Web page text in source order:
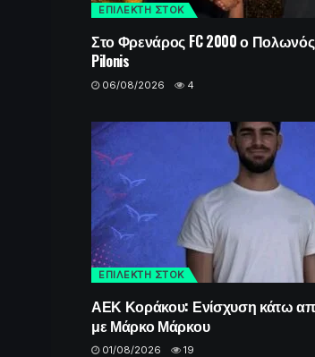
ΕΠΙΛΕΚΤΗ ΣΤΟΚ
Στο Φρενάρος FC 2000 ο Πολωνός
Pilonis
06/08/2026 4
ΕΠΙΛΕΚΤΗ ΣΤΟΚ
ΑΕΚ Κοράκου: Ενίσχυση κάτω
με Μάρκο Μάρκου
01/08/2026 19